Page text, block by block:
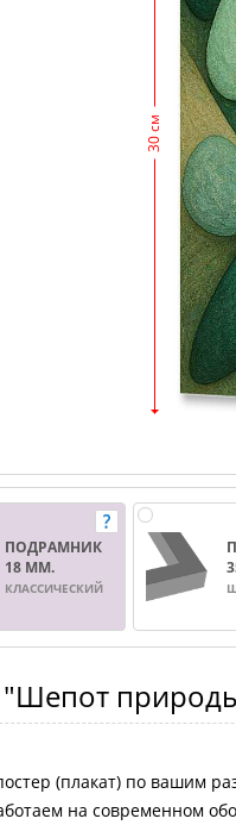
30 см
ПОДРАМНИК
18 ММ.
КЛАССИЧЕСКИЙ
"Шепот
(плакат) по вашим
на современном